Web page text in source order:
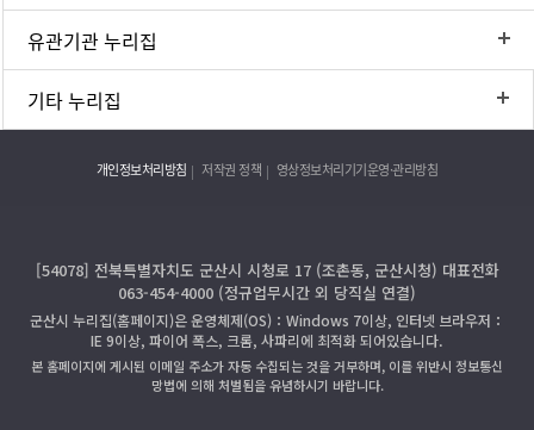
유관기관 누리집
기타 누리집
개인정보처리방침 저작권 정책 영상정보처리기기운영·관리방침
[54078] 전북특별자치도 군산시 시청로 17 (조촌동, 군산시청) 대표전화
063-454-4000 (정규업무시간 외 당직실 연결)
군산시 누리집(홈페이지)은 운영체제(OS)：Windows 7이상, 인터넷 브라우저：
IE 9이상, 파이어 폭스, 크롬, 사파리에 최적화 되어있습니다.
본 홈페이지에 게시된 이메일 주소가 자동 수집되는 것을 거부하며, 이를 위반시 정보통신
망법에 의해 처벌됨을 유념하시기 바랍니다.